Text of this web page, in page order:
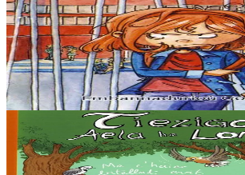
Nul eo ar 6vet klas !
La sixième c’est nul, on doit être comme tout
on n’en a rien à faire de son image, on se
histoire facile à lire...
En stock 5,60 €
Goater
Les maisonnettes d’Aela et Lomig